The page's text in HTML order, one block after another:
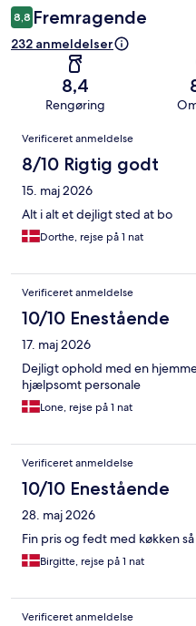
8,8 Fremragende
232 anmeldelser
8,4
Rengøring
Anmeldelser
Verificeret anmeldelse
8/10 Rigtig godt
15. maj 2026
Alt i alt et dejligt sted at bo
Dorthe, rejse på 1 nat
Verificeret anmeldelse
10/10 Enestående
17. maj 2026
Dejligt ophold med en
hjælpsomt personale
Lone, rejse på 1 nat
Verificeret anmeldelse
10/10 Enestående
28. maj 2026
Fin pris og fedt med køkken
Birgitte, rejse på 1 nat
Verificeret anmeldelse